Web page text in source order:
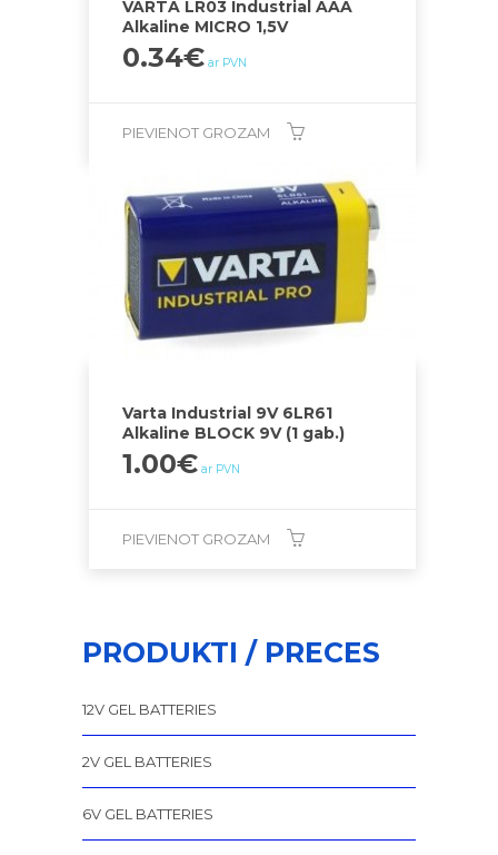
VARTA LR03 Industrial AAA
Alkaline MICRO 1,5V
0.34€ ar PVN
PIEVIENOT GROZAM
Varta Industrial 9V 6LR61
Alkaline BLOCK 9V (1 gab.)
1.00€ ar PVN
PIEVIENOT GROZAM
PRODUKTI / PRECES
12V GEL BATTERIES
2V GEL BATTERIES
6V GEL BATTERIES